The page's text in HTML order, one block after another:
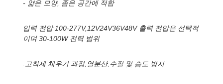
- 얇은 모양, 좁은 공간에 적합
입력 전압 100-277V,12V24V36V48V 출력 전압은 선택적
이며 30-100W 전력 범위
.고착제 채우기 과정,열분산,수질 및 습도 방지